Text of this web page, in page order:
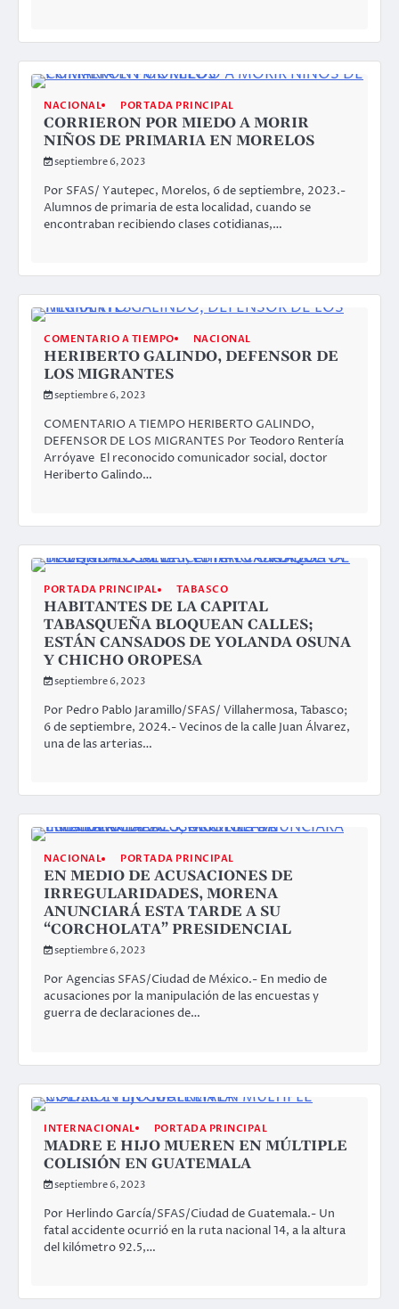
NACIONAL PORTADA PRINCIPAL
CORRIERON POR MIEDO A MORIR
NIÑOS DE PRIMARIA EN MORELOS
septiembre 6, 2023
Por SFAS/ Yautepec, Morelos, 6 de septiembre, 2023.-
Alumnos de primaria de esta localidad, cuando se
encontraban recibiendo clases cotidianas,…
COMENTARIO A TIEMPO NACIONAL
HERIBERTO GALINDO, DEFENSOR DE
LOS MIGRANTES
septiembre 6, 2023
COMENTARIO A TIEMPO HERIBERTO GALINDO,
DEFENSOR DE LOS MIGRANTES Por Teodoro Rentería
Arróyave El reconocido comunicador social, doctor
Heriberto Galindo…
PORTADA PRINCIPAL TABASCO
HABITANTES DE LA CAPITAL
TABASQUEÑA BLOQUEAN CALLES;
ESTÁN CANSADOS DE YOLANDA OSUNA
Y CHICHO OROPESA
septiembre 6, 2023
Por Pedro Pablo Jaramillo/SFAS/ Villahermosa, Tabasco;
6 de septiembre, 2024.- Vecinos de la calle Juan Álvarez,
una de las arterias…
NACIONAL PORTADA PRINCIPAL
EN MEDIO DE ACUSACIONES DE
IRREGULARIDADES, MORENA
ANUNCIARÁ ESTA TARDE A SU
“CORCHOLATA” PRESIDENCIAL
septiembre 6, 2023
Por Agencias SFAS/Ciudad de México.- En medio de
acusaciones por la manipulación de las encuestas y
guerra de declaraciones de…
INTERNACIONAL PORTADA PRINCIPAL
MADRE E HIJO MUEREN EN MÚLTIPLE
COLISIÓN EN GUATEMALA
septiembre 6, 2023
Por Herlindo García/SFAS/Ciudad de Guatemala.- Un
fatal accidente ocurrió en la ruta nacional 14, a la altura
del kilómetro 92.5,…